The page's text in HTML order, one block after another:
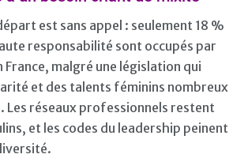
est sans appel : seulement 18 %
responsabilité sont occupés par
France, malgré une législation qui
et des talents féminins nombreux
Les réseaux professionnels restent
et les codes du leadership peinent